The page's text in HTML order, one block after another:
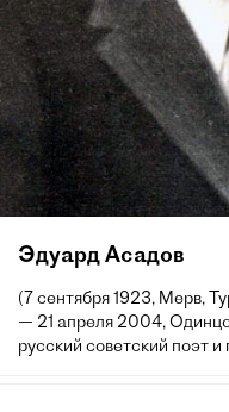
Эдуард Асадов
(7 сентября 1923, Мерв,
— 21 апреля 2004,
русский советский поэт и